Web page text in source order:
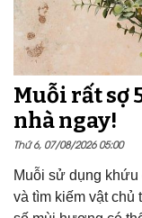
Muỗi rất sợ
nhà ngay!
Thứ 6, 07/08/2026 05:00
Muỗi sử dụng
và tìm kiếm vật chủ